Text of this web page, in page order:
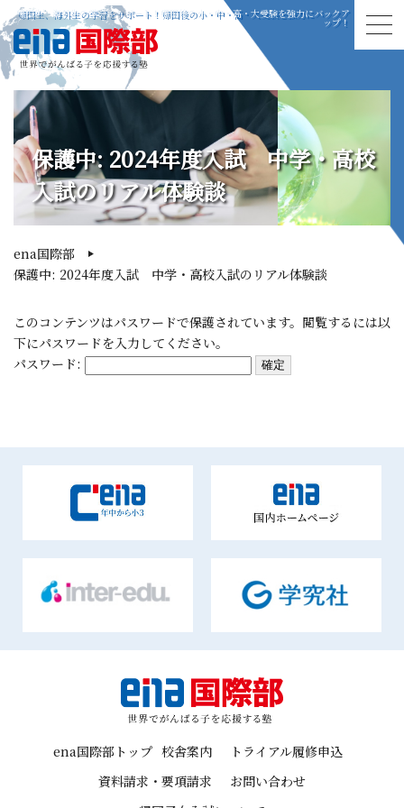
帰国生、海外生の学習をサポート！帰国後の小・中・高・大受験を強力にバックア
ップ！
保護中: 2024年度入試 中学・高校
入試のリアル体験談
ena国際部
保護中: 2024年度入試 中学・高校入試のリアル体験談
このコンテンツはパスワードで保護されています。閲覧するには以
下にパスワードを入力してください。
パスワード:
ena国際部トップ 校舎案内
トライアル履修申込
資料請求・要項請求
お問い合わせ